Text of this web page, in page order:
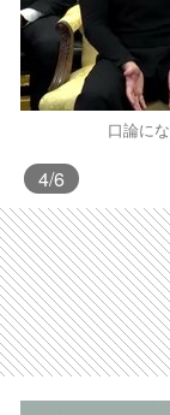
口論に
4/6